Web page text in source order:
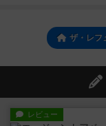
ザ・レフ
レビュー